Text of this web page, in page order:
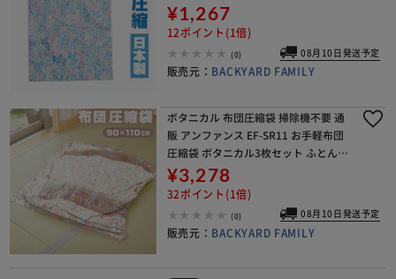
行用 衣類圧縮袋 旅行用圧縮袋 衣類収
納 掃除機不要 おしゃれ かわいい 収納
¥1,267
12ポイント(1倍)
(0) 08月10日発送予定
販売元： BACKYARD FAMILY
ボタニカル 布団圧縮袋 掃除機不要 通
販 アンファンス EF-SR11 お手軽布団
圧縮袋 ボタニカル3枚セット ふとん圧
縮袋 布団 収納袋 圧縮袋 おしゃれ かわ
いい ふとん 収納用品 押し入れ収納
¥3,278
32ポイント(1倍)
(0) 08月10日発送予定
販売元： BACKYARD FAMILY